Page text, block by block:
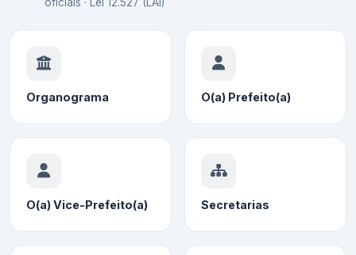
Organograma O(a) Prefeito(a)
O(a) Vice-Prefeito(a) Secretarias